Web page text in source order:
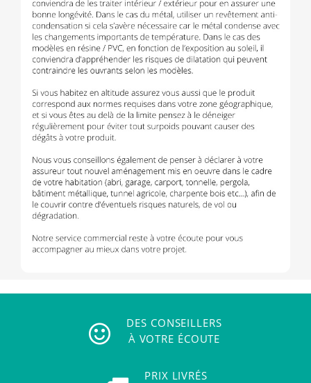
DES CONSEILLERS
À VOTRE ÉCOUTE
PRIX LIVRÉS